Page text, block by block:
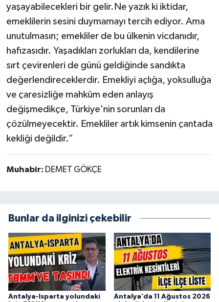
yaşayabilecekleri bir gelir.Ne yazık ki iktidar,
emeklilerin sesini duymamayı tercih ediyor. Ama
unutulmasın; emekliler de bu ülkenin vicdanıdır,
hafızasıdır. Yaşadıkları zorlukları da, kendilerine
sırt çevirenleri de günü geldiğinde sandıkta
değerlendireceklerdir. Emekliyi açlığa, yoksulluğa
ve çaresizliğe mahkûm eden anlayış
değişmedikçe, Türkiye'nin sorunları da
çözülmeyecektir. Emekliler artık kimsenin çantada
kekliği değildir.”
Muhabir: DEMET GÖKÇE
Bunlar da ilginizi çekebilir
Antalya-Isparta yolundaki
Antalya’da 11 Ağustos 2026